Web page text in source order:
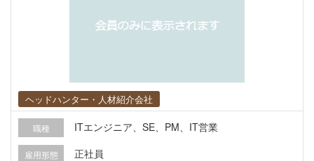
ヘッドハンター・人材紹介会社
職種 ITエンジニア、SE、PM、IT営業
雇用形態 正社員